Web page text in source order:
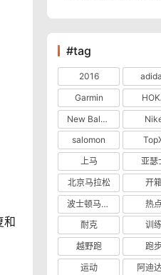
和
#tag
2016
Garmin
New Balance
salomon
上马
亚瑟
北京马拉松
开
波士顿马拉松
热点
耐克
训
越野跑
跑
运动
阿迪